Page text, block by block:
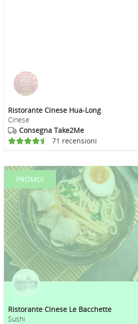
Ristorante Cinese Hua-Long
Cinese
Consegna Take2Me
71 recensioni
PROMO!
Ristorante Cinese Le Bacchette
Sushi